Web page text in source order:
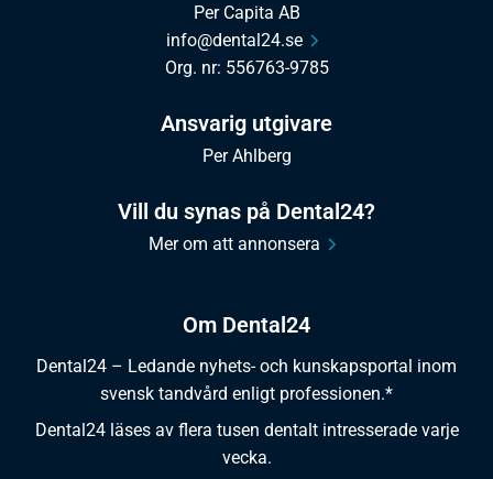
Om Dental24
Dental24 – Ledande nyhets- och kunskapsportal inom
svensk tandvård enligt professionen.*
Dental24 läses av flera tusen dentalt intresserade varje
vecka.
Per Capita AB
info@dental24.se
Org. nr: 556763-9785
Ansvarig utgivare
Per Ahlberg
Vill du synas på Dental24?
Mer om att annonsera